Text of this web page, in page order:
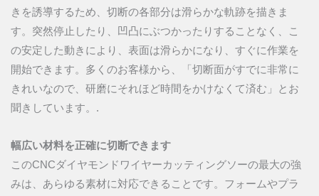
きを誘導するため、切断の各部分は滑らかな軌跡を描きま
す。突然停止したり、凹凸にぶつかったりすることなく、こ
の安定した動きにより、表面は滑らかになり、すぐに作業を
開始できます。多くのお客様から、「切断面がすでに非常に
きれいなので、研磨にそれほど時間をかけなくて済む」とお
聞きしています。.
幅広い材料を正確に切断できます
このCNCダイヤモンドワイヤーカッティングソーの最大の強
みは、あらゆる素材に対応できることです。フォームやプラ